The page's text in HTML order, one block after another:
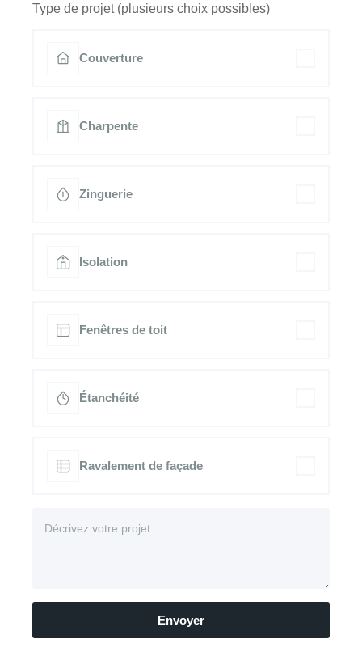
Type de projet (plusieurs choix possibles)
Couverture
Charpente
Zinguerie
Isolation
Fenêtres de toit
Étanchéité
Ravalement de façade
Envoyer